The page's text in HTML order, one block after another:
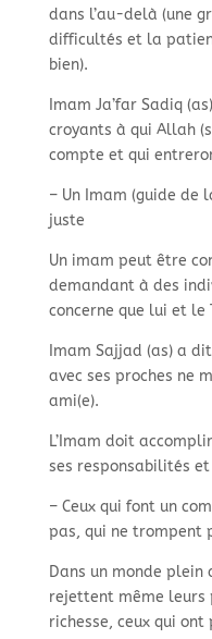
dans l’au-delà (une
difficultés et la
bien).
Imam Ja’far Sadiq
croyants à qui Allah
compte et qui
– Un Imam (guide de
juste
Un imam peut être
demandant à des
concerne que lui et le
Imam Sajjad (as) a
avec ses proches ne
ami(e).
L’Imam doit
ses responsabilités
– Ceux qui font un
pas, qui ne trompent
Dans un monde plein
rejettent même leurs
richesse, ceux qui